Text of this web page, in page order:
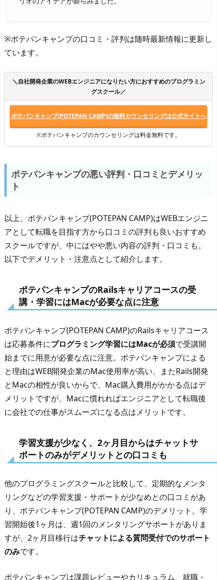
※ポテパンキャンプの口コミ・評判は随時最新情報に更新し
ています。
＼自社開発企業のWEBエンジニアになりたい方におすすめのプログラミン
グスクール／
ポテパンキャンプ(POTEPAN CAMP)の無料カウンセリングは公式サイトへ
※ポテパンキャンプのカウンセリングは料金無料です。
ポテパンキャンプの悪い評判・口コミとデメリッ
ト
以上、ポテパンキャンプ(POTEPAN CAMP)はWEBエンジニ
アとして転職を目指す方から口コミの評判も良いおすすめ
スクールですが、中にはやや悪い内容の評判・口コミも。
以下でデメリット・注意点として紹介します。
ポテパンキャンプのRailsキャリアコースの受
講・学習にはMacが必要な点に注意
ポテパンキャンプ(POTEPAN CAMP)のRailsキャリアコース
は応募条件にプログラミング学習にはMacが必須で受講開
始までに用意が必要な点に注意。ポテパンキャンプによる
と理由はWEB開発企業のMac使用率が高い、またRails開発
とMacの相性が良いからで、Mac購入費用がかかる点はデ
メリットですが、Macに慣れればエンジニアとして転職後
に会社での仕事がスムーズになる点はメリットです。
学習支援が少なく、2ヶ月目からはチャットサ
ポートのみがデメリットとの口コミも
他のプログラミングスクールと比較して、定期的なメンタ
リングなどの学習支援・サポートが少なめとの口コミがあ
り、ポテパンキャンプ(POTEPAN CAMP)のデメリット。学
習開始後1ヶ月は、週1回のメンタリングサポートがありま
すが、2ヶ月目移行はチャットによる質問受付でのサポート
のみです。
ポテパンキャンプは課題レビューやカリキュラム、就職・